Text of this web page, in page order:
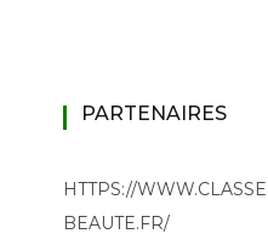
PARTENAIRES
HTTPS://
BEAUTE.FR/